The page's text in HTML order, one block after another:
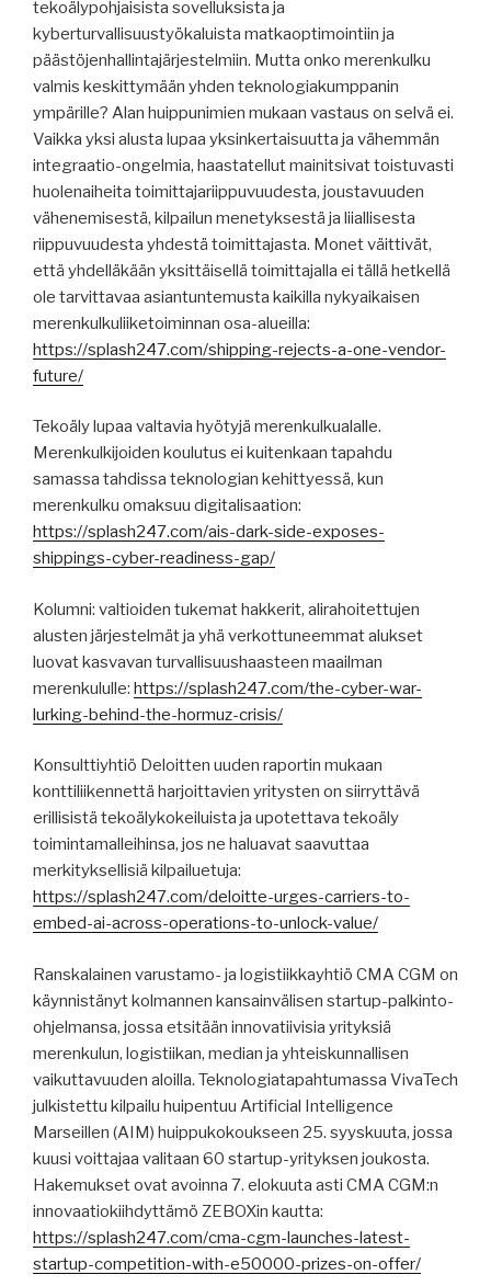
tekoälypohjaisista sovelluksista ja
kyberturvallisuustyökaluista matkaoptimointiin ja
päästöjenhallintajärjestelmiin. Mutta onko merenkulku
valmis keskittymään yhden teknologiakumppanin
ympärille? Alan huippunimien mukaan vastaus on selvä ei.
Vaikka yksi alusta lupaa yksinkertaisuutta ja vähemmän
integraatio-ongelmia, haastatellut mainitsivat toistuvasti
huolenaiheita toimittajariippuvuudesta, joustavuuden
vähenemisestä, kilpailun menetyksestä ja liiallisesta
riippuvuudesta yhdestä toimittajasta. Monet väittivät,
että yhdelläkään yksittäisellä toimittajalla ei tällä hetkellä
ole tarvittavaa asiantuntemusta kaikilla nykyaikaisen
merenkulkuliiketoiminnan osa-alueilla:
https://splash247.com/shipping-rejects-a-one-vendor-
future/
Tekoäly lupaa valtavia hyötyjä merenkulkualalle.
Merenkulkijoiden koulutus ei kuitenkaan tapahdu
samassa tahdissa teknologian kehittyessä, kun
merenkulku omaksuu digitalisaation:
https://splash247.com/ais-dark-side-exposes-
shippings-cyber-readiness-gap/
Kolumni: valtioiden tukemat hakkerit, alirahoitettujen
alusten järjestelmät ja yhä verkottuneemmat alukset
luovat kasvavan turvallisuushaasteen maailman
merenkululle: https://splash247.com/the-cyber-war-
lurking-behind-the-hormuz-crisis/
Konsulttiyhtiö Deloitten uuden raportin mukaan
konttiliikennettä harjoittavien yritysten on siirryttävä
erillisistä tekoälykokeiluista ja upotettava tekoäly
toimintamalleihinsa, jos ne haluavat saavuttaa
merkityksellisiä kilpailuetuja:
https://splash247.com/deloitte-urges-carriers-to-
embed-ai-across-operations-to-unlock-value/
Ranskalainen varustamo- ja logistiikkayhtiö CMA CGM on
käynnistänyt kolmannen kansainvälisen startup-palkinto-
ohjelmansa, jossa etsitään innovatiivisia yrityksiä
merenkulun, logistiikan, median ja yhteiskunnallisen
vaikuttavuuden aloilla. Teknologiatapahtumassa VivaTech
julkistettu kilpailu huipentuu Artificial Intelligence
Marseillen (AIM) huippukokoukseen 25. syyskuuta, jossa
kuusi voittajaa valitaan 60 startup-yrityksen joukosta.
Hakemukset ovat avoinna 7. elokuuta asti CMA CGM:n
innovaatiokiihdyttämö ZEBOXin kautta:
https://splash247.com/cma-cgm-launches-latest-
startup-competition-with-e50000-prizes-on-offer/